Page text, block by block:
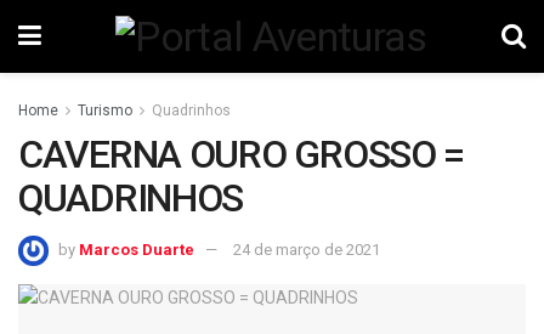
Home Turismo Quadrinhos
CAVERNA OURO GROSSO =
QUADRINHOS
by Marcos Duarte 24 de março de 2021